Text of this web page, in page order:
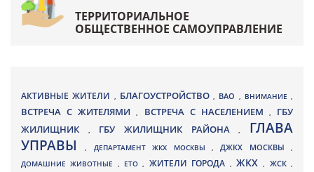
ТЕРРИТОРИАЛЬНОЕ
ОБЩЕСТВЕННОЕ САМОУПРАВЛЕНИЕ
АКТИВНЫЕ ЖИТЕЛИ , БЛАГОУСТРОЙСТВО , ВАО , ВНИМАНИЕ ,
ВСТРЕЧА С ЖИТЕЛЯМИ, ВСТРЕЧА С НАСЕЛЕНИЕМ , ГБУ
ЖИЛИЩНИК
, ГБУ ЖИЛИЩНИК РАЙОНА, ГЛАВА
УПРАВЫ, ДЕПАРТАМЕНТ ЖКХ МОСКВЫ ,ДЖКХ МОСКВЫ ,
ДОМАШНИЕ ЖИВОТНЫЕ , ЕТО, ЖИТЕЛИ ГОРОДА , ЖКХ, ЖСК,